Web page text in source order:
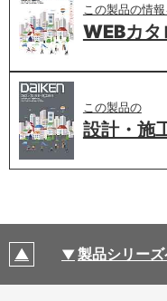
この製品の情
WEBカタ
この製品の
設計・施
製品シリー